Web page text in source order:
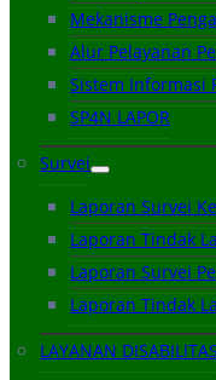
Mekanisme
Alur Pelayanan
Sistem Informasi
SP4N LAPOR
Survei
Laporan Survei
Laporan Tindak
Laporan Survei
Laporan Tindak
LAYANAN DISABILITAS